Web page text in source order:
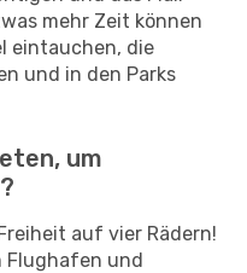
mehr Zeit können
eintauchen, die
und in den Parks
um
auf vier Rädern!
Flughafen und